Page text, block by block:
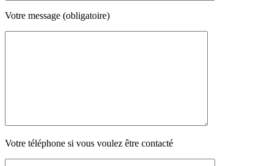
Votre message (obligatoire)
Votre téléphone si vous voulez être contacté